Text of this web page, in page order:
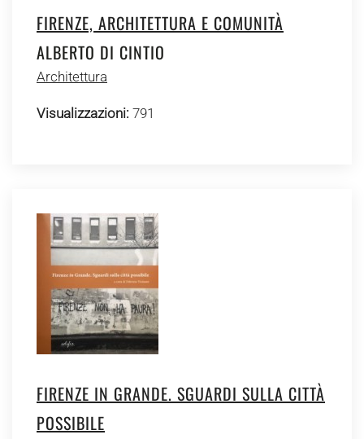
FIRENZE, ARCHITETTURA E COMUNITÀ
ALBERTO DI CINTIO
Architettura
Visualizzazioni: 791
FIRENZE IN GRANDE. SGUARDI SULLA CITTÀ
POSSIBILE